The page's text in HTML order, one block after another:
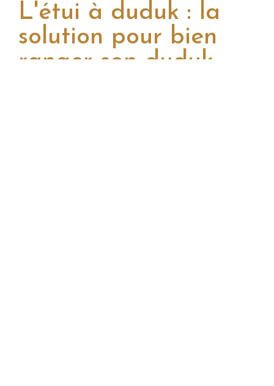
L'étui à duduk : la
solution pour bien
ranger son duduk